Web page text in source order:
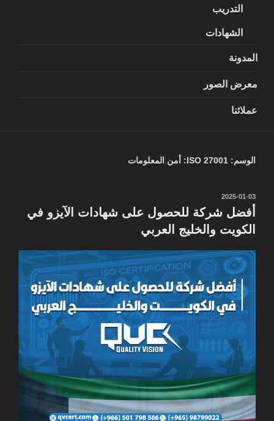
التدريب
الشهادات
المدونة
معرض الصور
عملائنا
الوسم: ISO 27001: أمن المعلومات
نُشر
في
2025-01-03
أفضل شركة للحصول على شهادات الآيزو في
الكويت والخليج العربي